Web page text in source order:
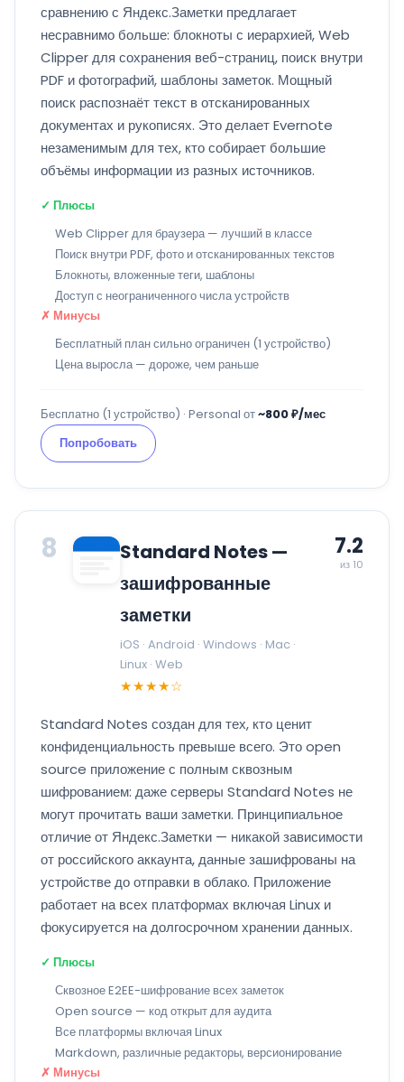
сравнению с Яндекс.Заметки предлагает
несравнимо больше: блокноты с иерархией, Web
Clipper для сохранения веб-страниц, поиск внутри
PDF и фотографий, шаблоны заметок. Мощный
поиск распознаёт текст в отсканированных
документах и рукописях. Это делает Evernote
незаменимым для тех, кто собирает большие
объёмы информации из разных источников.
✓ Плюсы
Web Clipper для браузера — лучший в классе
Поиск внутри PDF, фото и отсканированных текстов
Блокноты, вложенные теги, шаблоны
Доступ с неограниченного числа устройств
✗ Минусы
Бесплатный план сильно ограничен (1 устройство)
Цена выросла — дороже, чем раньше
Бесплатно (1 устройство) · Personal от~800 ₽/мес
Попробовать
8
Standard Notes —
зашифрованные
заметки
iOS · Android · Windows · Mac ·
Linux · Web
★★★★☆
7.2
из 10
Standard Notes создан для тех, кто ценит
конфиденциальность превыше всего. Это open
source приложение с полным сквозным
шифрованием: даже серверы Standard Notes не
могут прочитать ваши заметки. Принципиальное
отличие от Яндекс.Заметки — никакой зависимости
от российского аккаунта, данные зашифрованы на
устройстве до отправки в облако. Приложение
работает на всех платформах включая Linux и
фокусируется на долгосрочном хранении данных.
✓ Плюсы
Сквозное E2EE-шифрование всех заметок
Open source — код открыт для аудита
Все платформы включая Linux
Markdown, различные редакторы, версионирование
✗ Минусы